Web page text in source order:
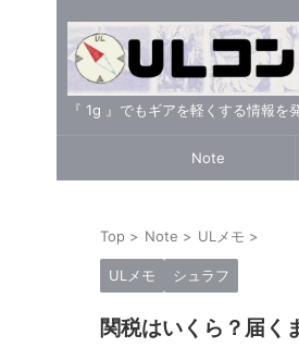
『 1g 』でもギアを軽くする情報を
Note
Top > Note > ULメモ >
ULメモ シュラフ
関税はいくら？届く